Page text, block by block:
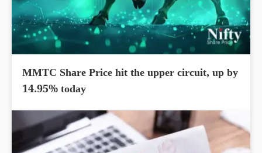
MMTC Share Price hit the upper circuit, up by
14.95% today